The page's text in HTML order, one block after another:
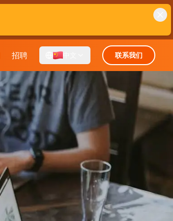
招聘 联系我们